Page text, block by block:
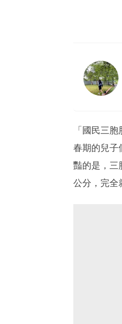
「國民三胞
春期的兒子
豔的是，三
公分，完全